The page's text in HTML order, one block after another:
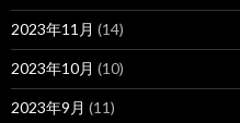
2023年11月 (14)
2023年10月 (10)
2023年9月 (11)